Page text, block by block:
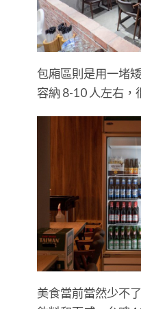
包廂區則是用一堵
容納 8-10 人左右，
美食當前當然少不